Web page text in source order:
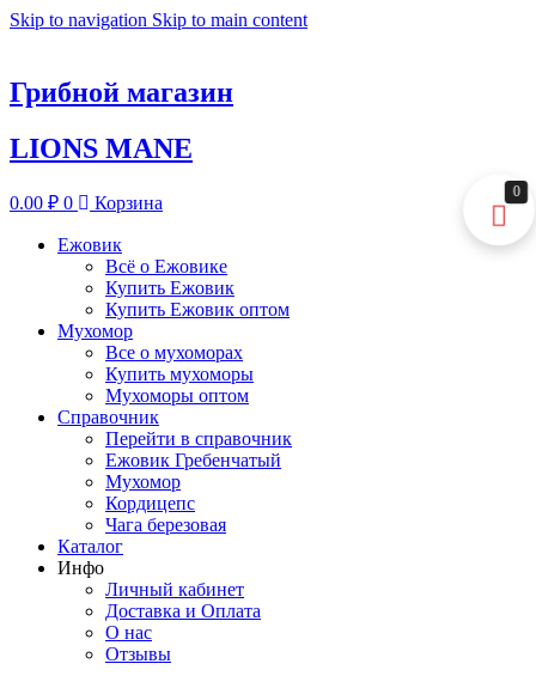
Skip to navigation Skip to main content
Грибной магазин
LIONS MANE
0.00 ₽ 0 Корзина
Ежовик
Всё о Ежовике
Купить Ежовик
Купить Ежовик оптом
Мухомор
Все о мухоморах
Купить мухоморы
Мухоморы оптом
Справочник
Перейти в справочник
Ежовик Гребенчатый
Мухомор
Кордицепс
Чага березовая
Каталог
Инфо
Личный кабинет
Доставка и Оплата
О нас
Отзывы
0